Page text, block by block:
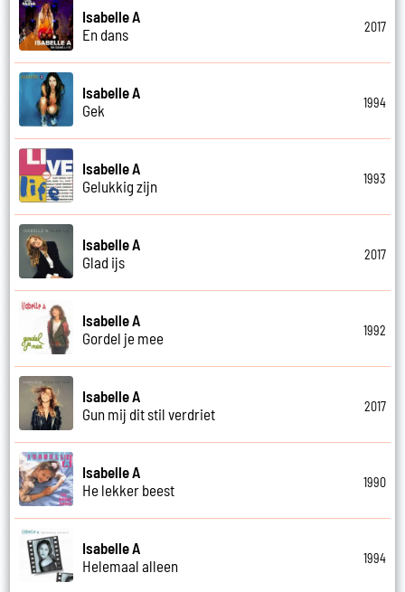
Isabelle A
En dans
2017
Isabelle A
Gek
1994
Isabelle A
Gelukkig zijn
1993
Isabelle A
Glad ijs
2017
Isabelle A
Gordel je mee
1992
Isabelle A
Gun mij dit stil verdriet
2017
Isabelle A
He lekker beest
1990
Isabelle A
Helemaal alleen
1994